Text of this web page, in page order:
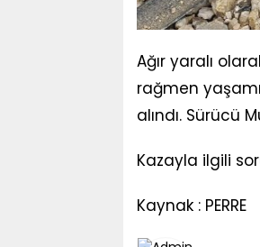
Ağır yaralı
rağmen
alındı. Sürücü
Kazayla ilgili
Kaynak : PERRE